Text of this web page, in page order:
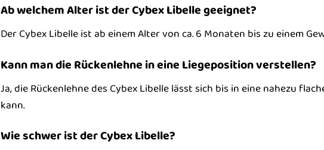
Ab welchem Alter ist der Cybex Libelle geeignet?
Der Cybex Libelle ist ab einem Alter von ca. 6 Monaten bis zu einem
Kann man die Rückenlehne in eine Liegeposition verstellen?
Ja, die Rückenlehne des Cybex Libelle lässt sich bis in eine nahezu
kann.
Wie schwer ist der Cybex Libelle?